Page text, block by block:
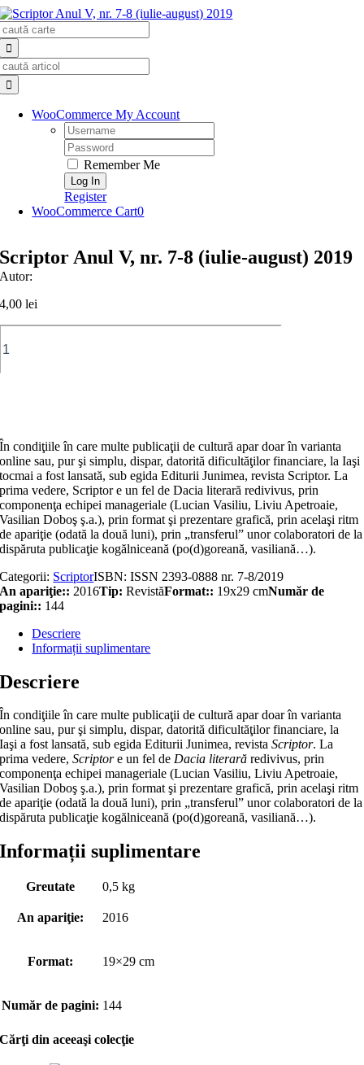
Skip
to
content
WooCommerce My Account
Username:
Password:
Remember Me
Register
WooCommerce Cart0
Scriptor Anul V, nr. 7-8 (iulie-august) 2019
Autor:
4,00lei
În condiţiile în care multe publicaţii de cultură apar doar în varianta
online sau, pur şi simplu, dispar, datorită dificultăţilor financiare, la Iaşi
tocmai a fost lansată, sub egida Editurii Junimea, revista Scriptor. La
prima vedere, Scriptor e un fel de Dacia literară redivivus, prin
componenţa echipei manageriale (Lucian Vasiliu, Liviu Apetroaie,
Vasilian Doboş ş.a.), prin format şi prezentare grafică, prin acelaşi ritm
de apariţie (odată la două luni), prin „transferul” unor colaboratori de la
dispăruta publicaţie kogălniceană (po(d)goreană, vasiliană…).
Categorii: ScriptorISBN:ISSN 2393-0888 nr. 7-8/2019
An apariţie:: 2016Tip: RevistăFormat:: 19x29 cmNumăr de
pagini:: 144
Descriere
Informații suplimentare
Descriere
În condiţiile în care multe publicaţii de cultură apar doar în varianta
online sau, pur şi simplu, dispar, datorită dificultăţilor financiare, la
Iaşi a fost lansată, sub egida Editurii Junimea, revista Scriptor. La
prima vedere,Scriptore un fel de Dacia literară redivivus, prin
componenţa echipei manageriale (Lucian Vasiliu, Liviu Apetroaie,
Vasilian Doboş ş.a.), prin format şi prezentare grafică, prin acelaşi ritm
de apariţie (odată la două luni), prin „transferul” unor colaboratori de la
dispăruta publicaţie kogălniceană (po(d)goreană, vasiliană…).
Informații suplimentare
Greutate 0,5 kg
An apariţie: 2016
Format: 19×29 cm
Număr de pagini: 144
Cărţi din aceeaşi colecţie